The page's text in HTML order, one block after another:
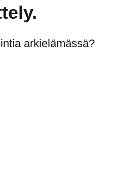
arkielämässä?